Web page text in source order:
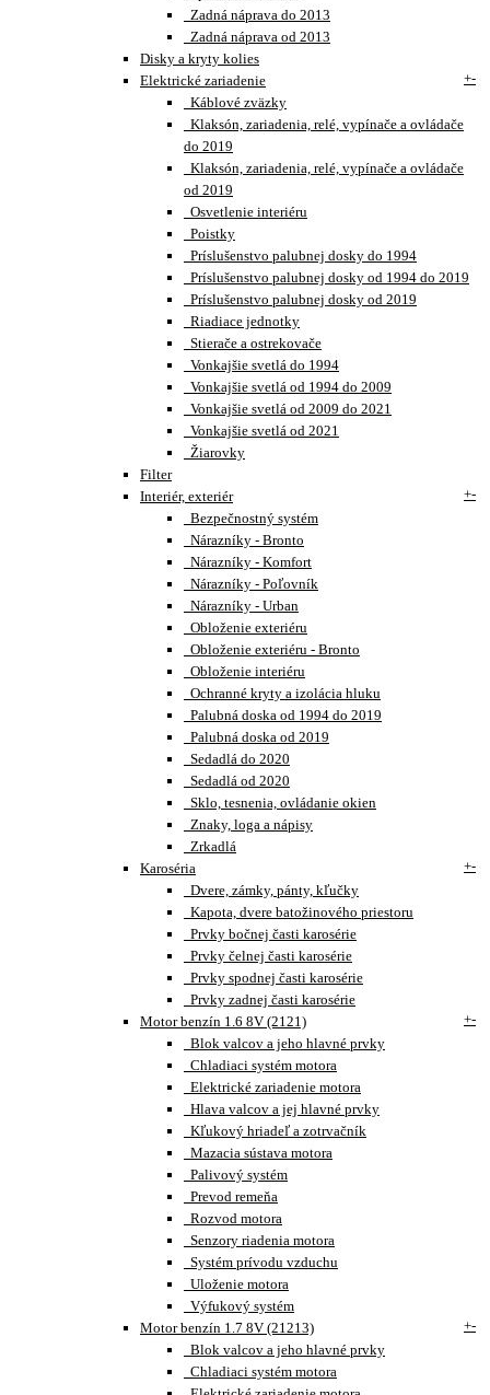
Zadná náprava do 2013
Zadná náprava od 2013
Disky a kryty kolies
Elektrické zariadenie
+-
Káblové zväzky
Klaksón, zariadenia, relé, vypínače a ovládače
do 2019
Klaksón, zariadenia, relé, vypínače a ovládače
od 2019
Osvetlenie interiéru
Poistky
Príslušenstvo palubnej dosky do 1994
Príslušenstvo palubnej dosky od 1994 do 2019
Príslušenstvo palubnej dosky od 2019
Riadiace jednotky
Stierače a ostrekovače
Vonkajšie svetlá do 1994
Vonkajšie svetlá od 1994 do 2009
Vonkajšie svetlá od 2009 do 2021
Vonkajšie svetlá od 2021
Žiarovky
Filter
Interiér, exteriér
+-
Bezpečnostný systém
Nárazníky - Bronto
Nárazníky - Komfort
Nárazníky - Poľovník
Nárazníky - Urban
Obloženie exteriéru
Obloženie exteriéru - Bronto
Obloženie interiéru
Ochranné kryty a izolácia hluku
Palubná doska od 1994 do 2019
Palubná doska od 2019
Sedadlá do 2020
Sedadlá od 2020
Sklo, tesnenia, ovládanie okien
Znaky, loga a nápisy
Zrkadlá
Karoséria
+-
Dvere, zámky, pánty, kľučky
Kapota, dvere batožinového priestoru
Prvky bočnej časti karosérie
Prvky čelnej časti karosérie
Prvky spodnej časti karosérie
Prvky zadnej časti karosérie
Motor benzín 1.6 8V (2121)
+-
Blok valcov a jeho hlavné prvky
Chladiaci systém motora
Elektrické zariadenie motora
Hlava valcov a jej hlavné prvky
Kľukový hriadeľ a zotrvačník
Mazacia sústava motora
Palivový systém
Prevod remeňa
Rozvod motora
Senzory riadenia motora
Systém prívodu vzduchu
Uloženie motora
Výfukový systém
Motor benzín 1.7 8V (21213)
+-
Blok valcov a jeho hlavné prvky
Chladiaci systém motora